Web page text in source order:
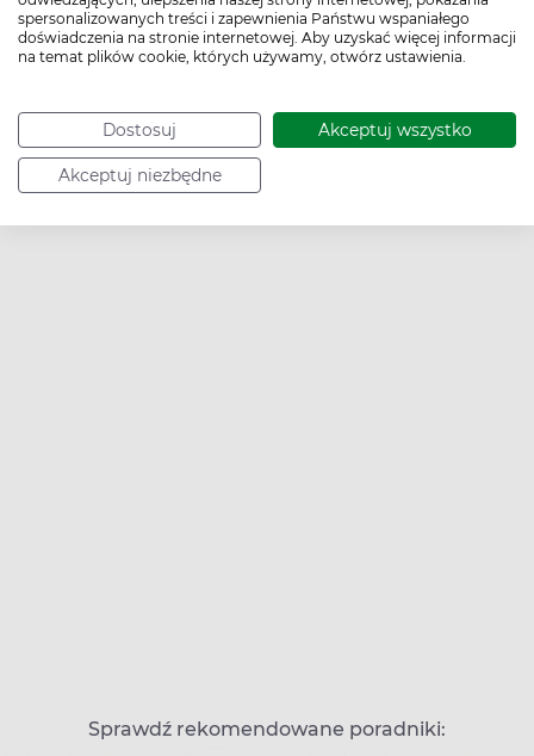
spersonalizowanych treści i zapewnienia Państwu wspaniałego
doświadczenia na stronie internetowej. Aby uzyskać więcej informacji
na temat plików cookie, których używamy, otwórz ustawienia.
Dostosuj Akceptuj wszystko
Akceptuj niezbędne
Działanie/właściwości:
Osłaniające / Regenerujące
Sprawdź rekomendowane poradniki: